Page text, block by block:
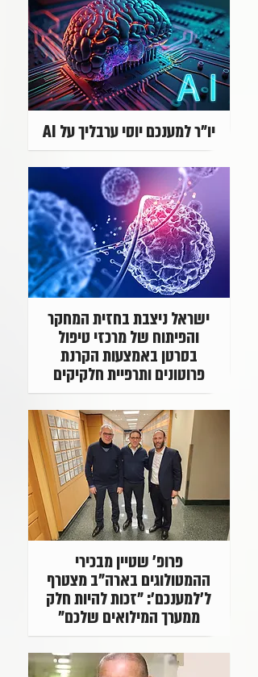
יו"ר למענכם יוסי ערבליך על AI
ישראל ניצבת בחזית המחקר
והפיתוח של מרכזי טיפול
בסרטן באמצעות הקרנת
פרוטונים ותרפיית חלקיקים
פרופ' שטיין מבכירי
ההמטולוגים בארה"ב מצטרף
ל'למענכם': "זכות להיות חלק
ממערך המילואים שלכם"